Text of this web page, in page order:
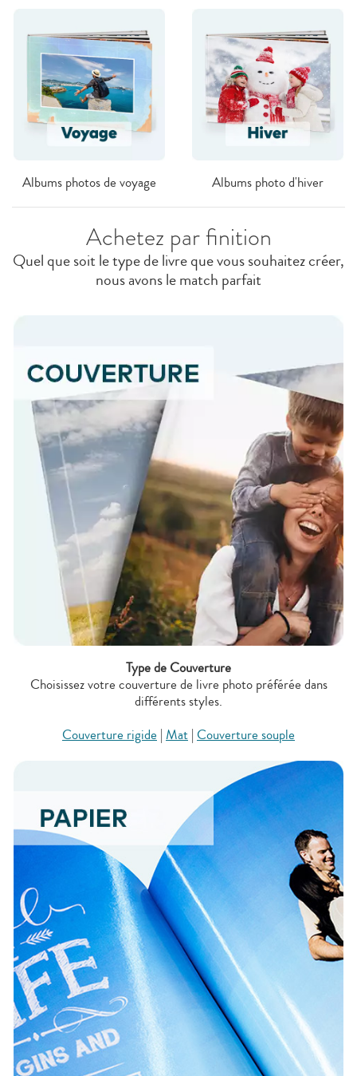
Albums photos de voyage Albums photo d'hiver
Achetez par finition
Quel que soit le type de livre que vous souhaitez créer,
nous avons le match parfait
Type de Couverture
Choisissez votre couverture de livre photo préférée dans
différents styles.
Couverture rigide | Mat | Couverture souple